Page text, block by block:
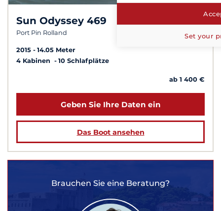
Sun Odyssey 469
Port Pin Rolland
2015
14.05 Meter
4 Kabinen
10 Schlafplätze
ab 1 400 €
Geben Sie Ihre Daten ein
Das Boot ansehen
Brauchen Sie eine Beratung?
Set your